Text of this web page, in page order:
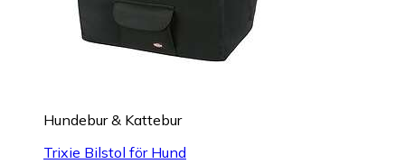
Hundebur & Kattebur
Trixie Bilstol för Hund